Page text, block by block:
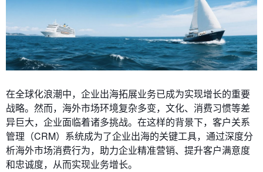
在全球化浪潮中，企业出海拓展业务已成为实现增长的重要
战略。然而，海外市场环境复杂多变，文化、消费习惯等差
异巨大，企业面临着诸多挑战。在这样的背景下，客户关系
管理（CRM）系统成为了企业出海的关键工具，通过深度分
析海外市场消费行为，助力企业精准营销、提升客户满意度
和忠诚度，从而实现业务增长。